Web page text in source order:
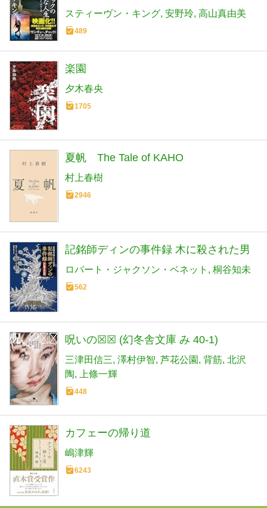
スティーヴン・キング 安野玲 高山真由美
489
楽園
夕木春央
1705
夏帆 The Tale of KAHO
村上春樹
2946
記銘師ディンの事件録 木に殺された男
ロバート・ジャクソン・ベネット 桐谷知未
562
呪いの☒☒ (幻冬舎文庫 み 40-1)
三津田信三 澤村伊智 芦花公園 背筋 北沢
陶
上條一輝
448
カフェーの帰り道
嶋津輝
6243